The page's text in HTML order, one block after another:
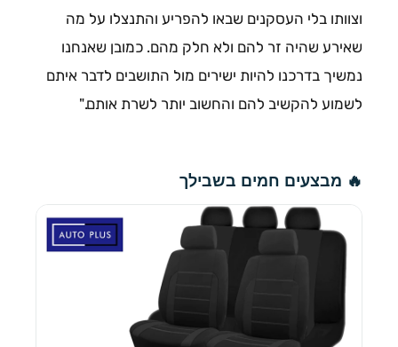
וצוותו בלי העסקנים שבאו להפריע והתנצלו על מה
שאירע שהיה זר להם ולא חלק מהם. כמובן שאנחנו
נמשיך בדרכנו להיות ישירים מול התושבים לדבר איתם
לשמוע להקשיב להם והחשוב יותר לשרת אותם."
🔥 מבצעים חמים בשבילך